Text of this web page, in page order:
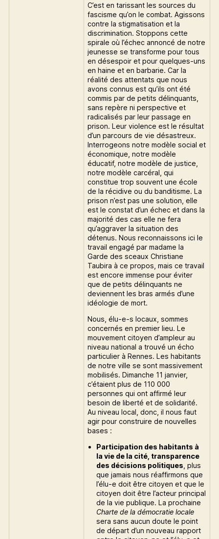
C’est en tarissant les sources du
fascisme qu’on le combat. Agissons
contre la stigmatisation et la
discrimination. Stoppons cette
spirale où l’échec annoncé de notre
jeunesse se transforme pour tous
en désespoir et pour quelques-uns
en haine et en barbarie. Car la
réalité des attentats que nous
avons connus est qu’ils ont été
commis par de petits délinquants,
sans repère ni perspective et
radicalisés par leur passage en
prison. Leur violence est le résultat
d’un parcours de vie désastreux.
Interrogeons notre modèle social et
économique, notre modèle
éducatif, notre modèle de justice,
notre modèle carcéral, qui
constitue trop souvent une école
de la récidive ou du banditisme. La
prison n’est pas une solution, elle
est le constat d’un échec et dans la
majorité des cas elle ne fera
qu’aggraver la situation des
détenus. Nous reconnaissons ici le
travail engagé par madame la
Garde des sceaux Christiane
Taubira à ce propos, mais ce travail
est encore immense pour éviter
que de petits délinquants ne
deviennent les bras armés d’une
idéologie de mort.
Nous, élu-e-s locaux, sommes
concernés en premier lieu. Le
mouvement citoyen d’ampleur au
niveau national a trouvé un écho
particulier à Rennes. Les habitants
de notre ville se sont massivement
mobilisés. Dimanche 11 janvier,
c’étaient plus de 110 000
personnes qui ont affirmé leur
besoin de liberté et de solidarité.
Au niveau local, donc, il nous faut
agir pour construire de nouvelles
bases :
Participation des habitants à
la vie de la cité, transparence
des décisions politiques , plus
que jamais nous réaffirmons que
l’élu-e doit être citoyen et que le
citoyen doit être l’acteur principal
de la vie publique. La prochaine
Charte de la démocratie locale
sera sans aucun doute le point
de départ d’un nouveau rapport